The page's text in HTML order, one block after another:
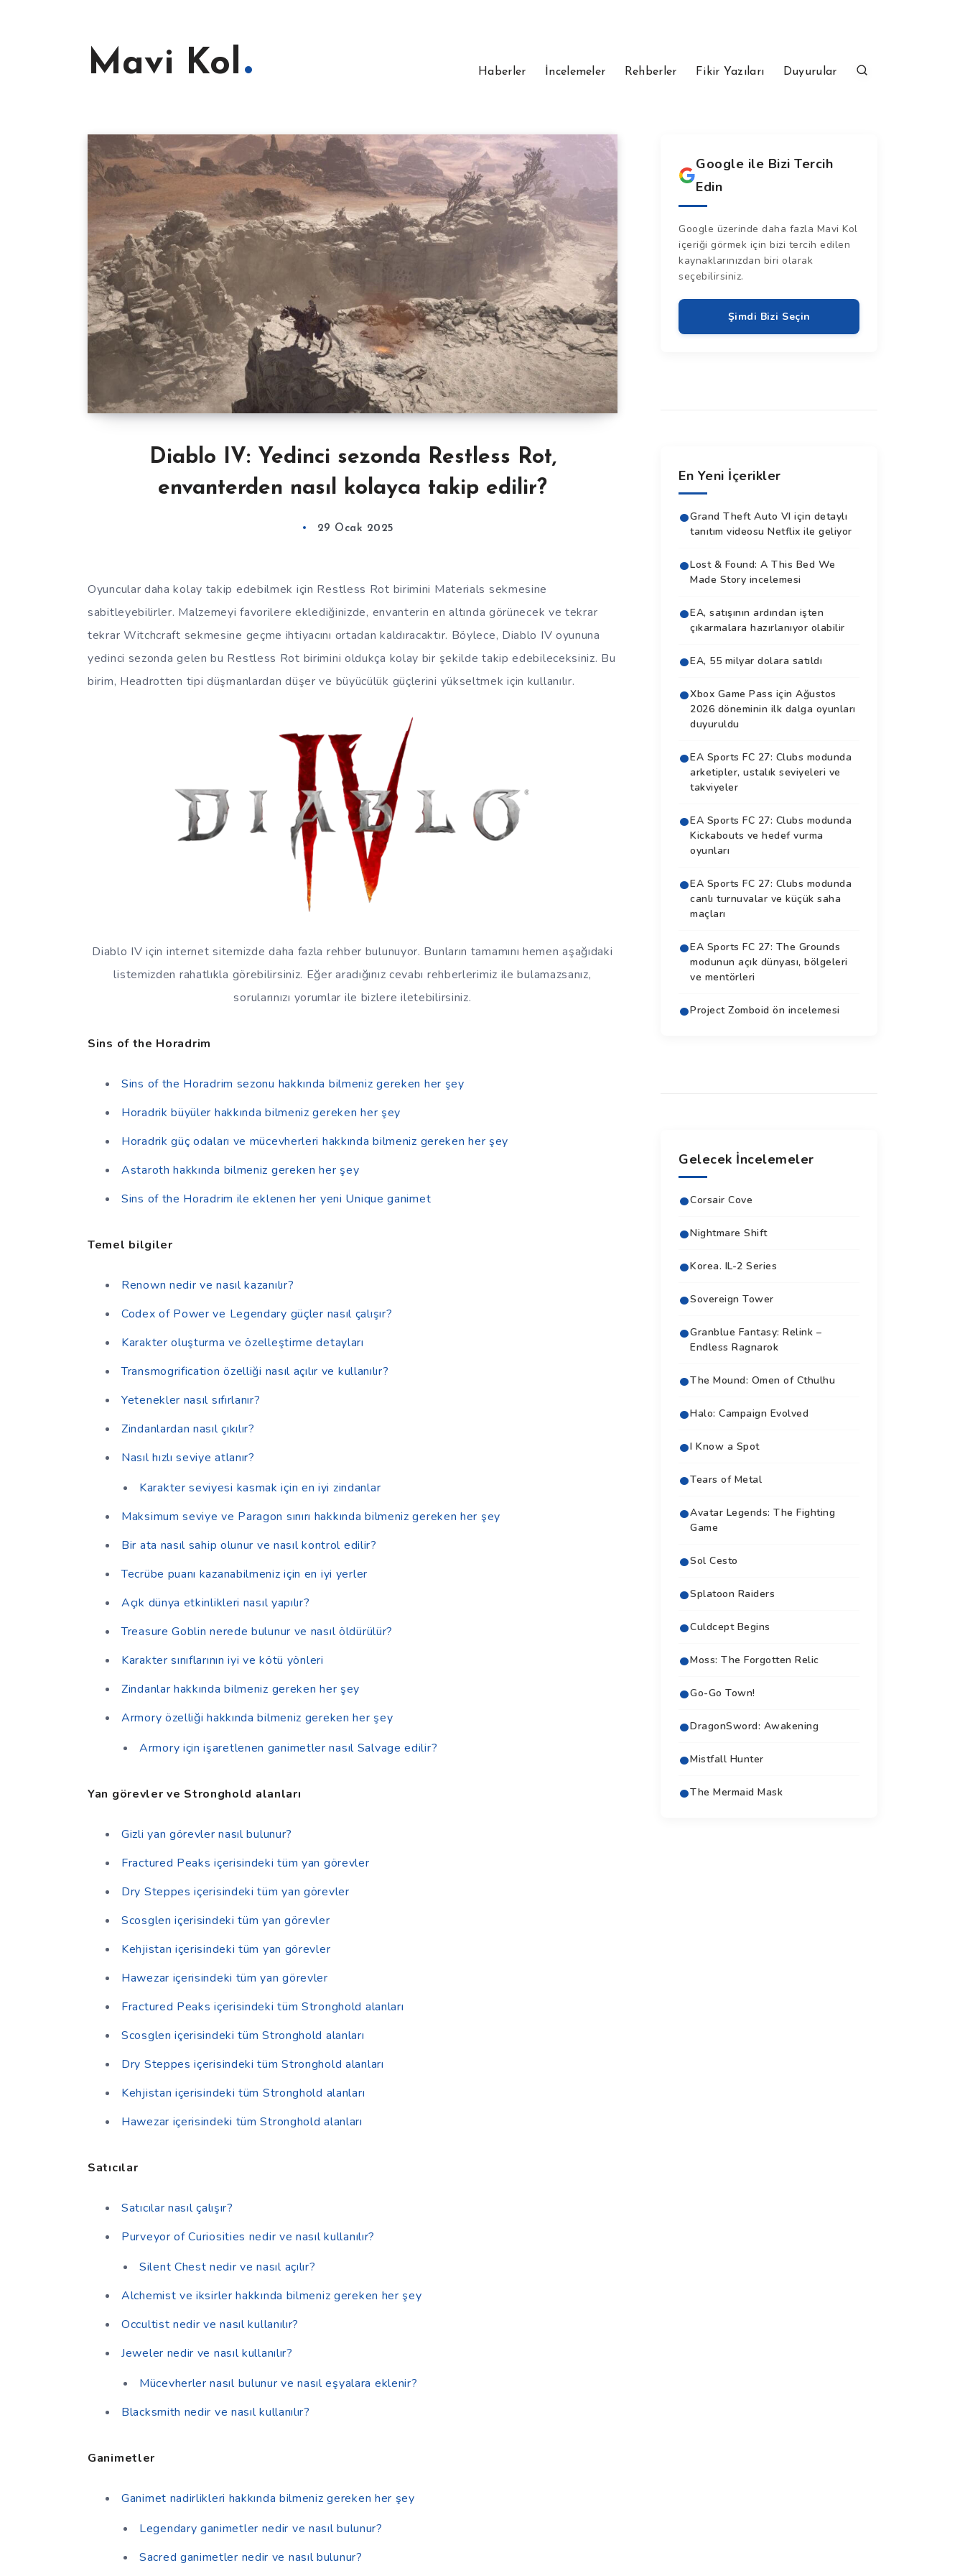
Mavi Kol Haberler İncelemeler Rehberler Fikir Yazıları Duyurular
Diablo IV: Yedinci sezonda Restless Rot,
envanterden nasıl kolayca takip edilir?
29 Ocak 2025
Oyuncular daha kolay takip edebilmek için Restless Rot birimini Materials sekmesine
sabitleyebilirler. Malzemeyi favorilere eklediğinizde, envanterin en altında görünecek ve tekrar
tekrar Witchcraft sekmesine geçme ihtiyacını ortadan kaldıracaktır. Böylece, Diablo IV oyununa
yedinci sezonda gelen bu Restless Rot birimini oldukça kolay bir şekilde takip edebileceksiniz. Bu
birim, Headrotten tipi düşmanlardan düşer ve büyücülük güçlerini yükseltmek için kullanılır.
Diablo IV için internet sitemizde daha fazla rehber bulunuyor. Bunların tamamını hemen aşağıdaki
listemizden rahatlıkla görebilirsiniz. Eğer aradığınız cevabı rehberlerimiz ile bulamazsanız,
sorularınızı yorumlar ile bizlere iletebilirsiniz.
Sins of the Horadrim
Sins of the Horadrim sezonu hakkında bilmeniz gereken her şey
Horadrik büyüler hakkında bilmeniz gereken her şey
Horadrik güç odaları ve mücevherleri hakkında bilmeniz gereken her şey
Astaroth hakkında bilmeniz gereken her şey
Sins of the Horadrim ile eklenen her yeni Unique ganimet
Temel bilgiler
Renown nedir ve nasıl kazanılır?
Codex of Power ve Legendary güçler nasıl çalışır?
Karakter oluşturma ve özelleştirme detayları
Transmogrification özelliği nasıl açılır ve kullanılır?
Yetenekler nasıl sıfırlanır?
Zindanlardan nasıl çıkılır?
Nasıl hızlı seviye atlanır?
Karakter seviyesi kasmak için en iyi zindanlar
Maksimum seviye ve Paragon sınırı hakkında bilmeniz gereken her şey
Bir ata nasıl sahip olunur ve nasıl kontrol edilir?
Tecrübe puanı kazanabilmeniz için en iyi yerler
Açık dünya etkinlikleri nasıl yapılır?
Treasure Goblin nerede bulunur ve nasıl öldürülür?
Karakter sınıflarının iyi ve kötü yönleri
Zindanlar hakkında bilmeniz gereken her şey
Armory özelliği hakkında bilmeniz gereken her şey
Armory için işaretlenen ganimetler nasıl Salvage edilir?
Yan görevler ve Stronghold alanları
Gizli yan görevler nasıl bulunur?
Fractured Peaks içerisindeki tüm yan görevler
Dry Steppes içerisindeki tüm yan görevler
Scosglen içerisindeki tüm yan görevler
Kehjistan içerisindeki tüm yan görevler
Hawezar içerisindeki tüm yan görevler
Fractured Peaks içerisindeki tüm Stronghold alanları
Scosglen içerisindeki tüm Stronghold alanları
Dry Steppes içerisindeki tüm Stronghold alanları
Kehjistan içerisindeki tüm Stronghold alanları
Hawezar içerisindeki tüm Stronghold alanları
Satıcılar
Satıcılar nasıl çalışır?
Purveyor of Curiosities nedir ve nasıl kullanılır?
Silent Chest nedir ve nasıl açılır?
Alchemist ve iksirler hakkında bilmeniz gereken her şey
Occultist nedir ve nasıl kullanılır?
Jeweler nedir ve nasıl kullanılır?
Mücevherler nasıl bulunur ve nasıl eşyalara eklenir?
Blacksmith nedir ve nasıl kullanılır?
Ganimetler
Ganimet nadirlikleri hakkında bilmeniz gereken her şey
Legendary ganimetler nedir ve nasıl bulunur?
Sacred ganimetler nedir ve nasıl bulunur?
Google ile Bizi Tercih
Edin
Google üzerinde daha fazla Mavi Kol
içeriği görmek için bizi tercih edilen
kaynaklarınızdan biri olarak
seçebilirsiniz.
Şimdi Bizi Seçin
En Yeni İçerikler
Grand Theft Auto VI için detaylı
tanıtım videosu Netflix ile geliyor
Lost & Found: A This Bed We
Made Story incelemesi
EA, satışının ardından işten
çıkarmalara hazırlanıyor olabilir
EA, 55 milyar dolara satıldı
Xbox Game Pass için Ağustos
2026 döneminin ilk dalga oyunları
duyuruldu
EA Sports FC 27: Clubs modunda
arketipler, ustalık seviyeleri ve
takviyeler
EA Sports FC 27: Clubs modunda
Kickabouts ve hedef vurma
oyunları
EA Sports FC 27: Clubs modunda
canlı turnuvalar ve küçük saha
maçları
EA Sports FC 27: The Grounds
modunun açık dünyası, bölgeleri
ve mentörleri
Project Zomboid ön incelemesi
Gelecek İncelemeler
Corsair Cove
Nightmare Shift
Korea. IL-2 Series
Sovereign Tower
Granblue Fantasy: Relink –
Endless Ragnarok
The Mound: Omen of Cthulhu
Halo: Campaign Evolved
I Know a Spot
Tears of Metal
Avatar Legends: The Fighting
Game
Sol Cesto
Splatoon Raiders
Culdcept Begins
Moss: The Forgotten Relic
Go-Go Town!
DragonSword: Awakening
Mistfall Hunter
The Mermaid Mask